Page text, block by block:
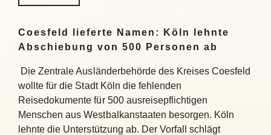
Coesfeld lieferte Namen: Köln lehnte
Abschiebung von 500 Personen ab
Die Zentrale Ausländerbehörde des Kreises Coesfeld
wollte für die Stadt Köln die fehlenden
Reisedokumente für 500 ausreisepflichtigen
Menschen aus Westbalkanstaaten besorgen. Köln
lehnte die Unterstützung ab. Der Vorfall schlägt